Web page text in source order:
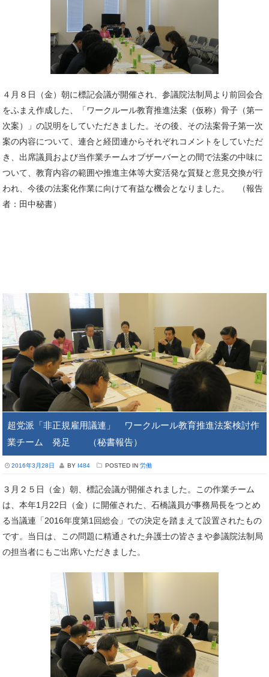
４月８日（金）朝に標記会議が開催され、参議院法制局より前回会合
をふまえ作成した、「ワークルール教育推進法案（仮称）骨子（第一
次案）」の説明をしていただきました。その後、その法案骨子第一次
案の内容について、連合と経団連からそれぞれコメントをしていただ
き、出席議員および当作業チームオブザーバーとの間で法案の中味に
ついて、教育内容の範囲や推進主体等大変活発な質疑と意見交換が行
われ、今後の法案化作業に向けて有益な機会となりました。 （報告
者：田中秘書）
超党派「非正規雇用議連」 ワークルール教育推進法案検討作
業チーム 発足 （秘書報告）
2016年3月28日 BY I484 POSTED IN 労働
３月２５日（金）朝、標記会議が開催されました。この作業チーム
は、本年1月22日（金）に開催された、石橋議員が事務局長をつとめ
る当議連「2016年度第1回総会」での決定を踏まえて設置されたもの
です。当日は、この問題に精通された弁護士の皆さまや参議院法制局
の担当者にもご出席いただきました。